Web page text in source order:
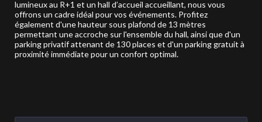
lumineux au R+1 et un hall d’accueil accueillant, nous vous
offrons un cadre idéal pour vos événements. Profitez
également d'une hauteur sous plafond de 13 mètres
permettant une accroche sur l'ensemble du hall, ainsi que d'un
parking privatif attenant de 130 places et d'un parking gratuit à
proximité immédiate pour un confort optimal.